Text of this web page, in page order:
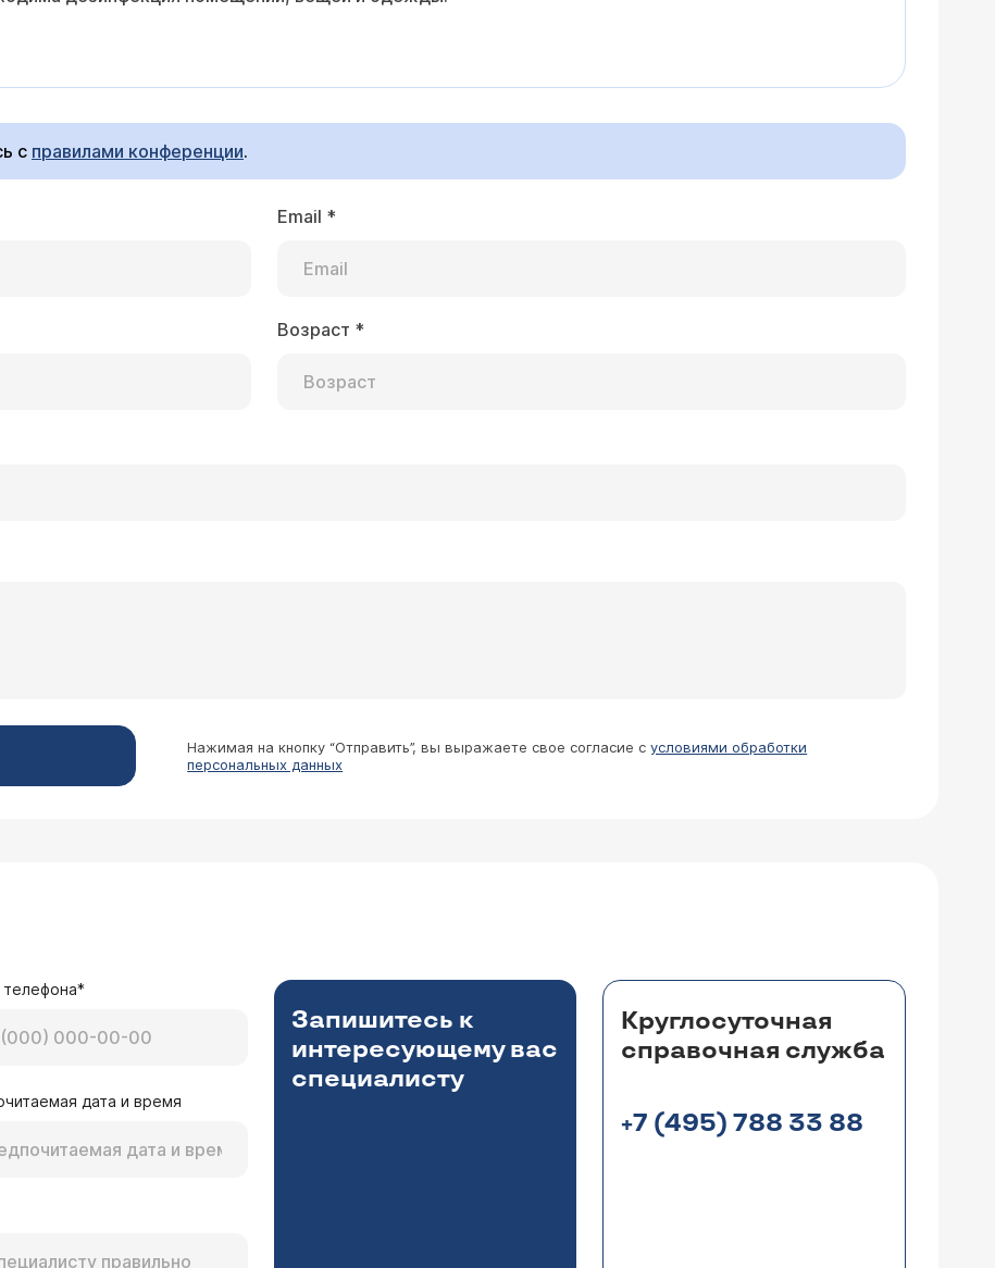
с правилами конференции.
Email *
Возраст *
Нажимая на кнопку “Отправить”, вы выражаете свое согласие сусловиями обработки
персональных данных
дата и время
Запишитесь к
интересующему вас
специалисту
Круглосуточная
справочная служба
+7 (495) 788 33 88